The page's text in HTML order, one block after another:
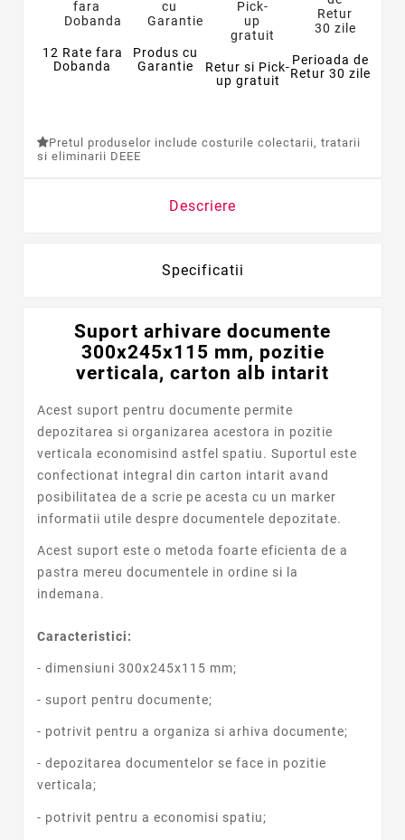
12 Rate fara
Dobanda
Produs cu
Garantie
Retur si Pick-
up gratuit
Perioada de
Retur 30 zile
Pretul produselor include costurile colectarii, tratarii
si eliminarii DEEE
Descriere
Specificatii
Suport arhivare documente
300x245x115 mm, pozitie
verticala, carton alb intarit
Acest suport pentru documente permite
depozitarea si organizarea acestora in pozitie
verticala economisind astfel spatiu. Suportul este
confectionat integral din carton intarit avand
posibilitatea de a scrie pe acesta cu un marker
informatii utile despre documentele depozitate.
Acest suport este o metoda foarte eficienta de a
pastra mereu documentele in ordine si la
indemana.
Caracteristici:
- dimensiuni 300x245x115 mm;
- suport pentru documente;
- potrivit pentru a organiza si arhiva documente;
- depozitarea documentelor se face in pozitie
verticala;
- potrivit pentru a economisi spatiu;